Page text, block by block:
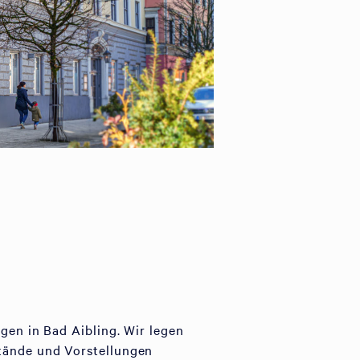
in Bad Aibling. Wir legen
und Vorstellungen